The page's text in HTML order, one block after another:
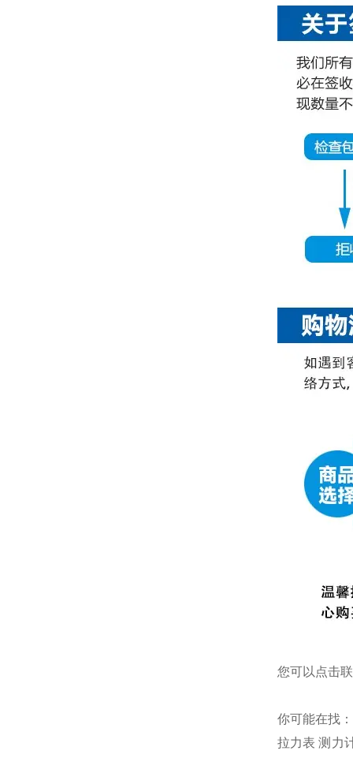
您可以点击
你可能在找：
拉力表 测力